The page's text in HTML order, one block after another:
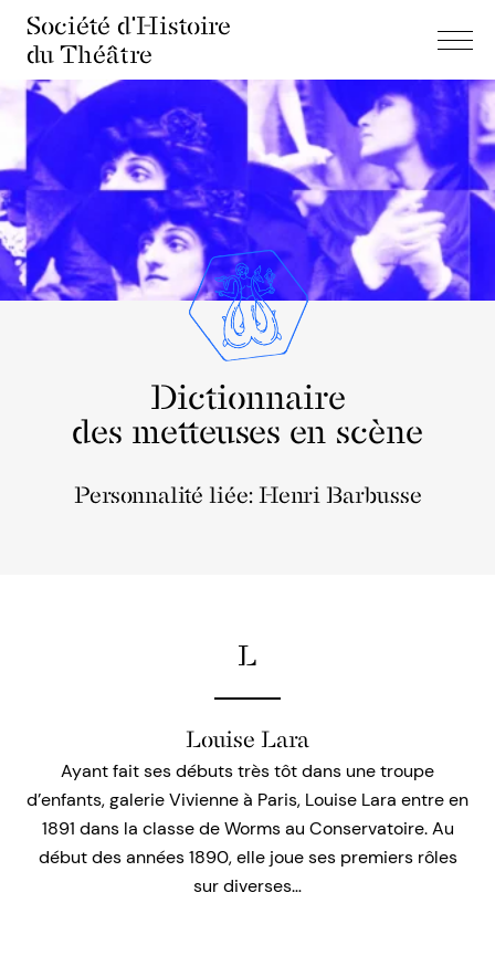
Société d'Histoire
du Théâtre
Dictionnaire
des metteuses en scène
Personnalité liée: Henri Barbusse
L
Louise Lara
Ayant fait ses débuts très tôt dans une troupe
d’enfants, galerie Vivienne à Paris, Louise Lara entre en
1891 dans la classe de Worms au Conservatoire. Au
début des années 1890, elle joue ses premiers rôles
sur diverses…